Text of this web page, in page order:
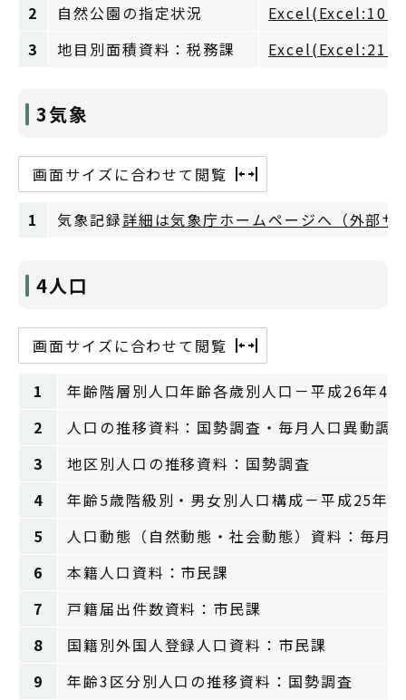
2
自然公園の指定状況
3
地目別面積資料：税務課
3気象
画面サイズに合わせて閲覧
1 気象記録詳細は気象庁ホームページへ（外部サ
4人口
画面サイズに合わせて閲覧
1
年齢階層別人口年齢各歳別人口－平成26年4
2
人口の推移資料：国勢調査・毎月人口異動調
3
地区別人口の推移資料：国勢調査
4
年齢5歳階級別・男女別人口構成－平成25年4
5
人口動態（自然動態・社会動態）資料：毎月
6
本籍人口資料：市民課
7
戸籍届出件数資料：市民課
8
国籍別外国人登録人口資料：市民課
9
年齢3区分別人口の推移資料：国勢調査